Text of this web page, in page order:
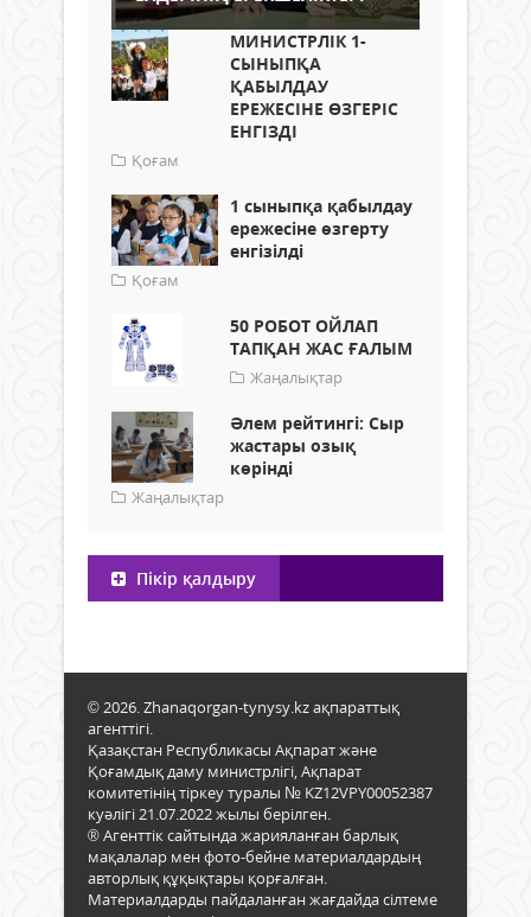
МИНИСТРЛІК 1-
СЫНЫПҚА
ҚАБЫЛДАУ
ЕРЕЖЕСІНЕ ӨЗГЕРІС
ЕНГІЗДІ
Қоғам
1 сыныпқа қабылдау
ережесіне өзгерту
енгізілді
Қоғам
50 РОБОТ ОЙЛАП
ТАПҚАН ЖАС ҒАЛЫМ
Жаңалықтар
Әлем рейтингі: Сыр
жастары озық
көрінді
Жаңалықтар
Пікір қалдыру
© 2026. Zhanaqorgan-tynysy.kz ақпараттық
агенттігі.
Қазақстан Республикасы Ақпарат және
Қоғамдық даму министрлігі, Ақпарат
комитетінің тіркеу туралы № KZ12VPY00052387
куәлігі 21.07.2022 жылы берілген.
® Агенттік сайтында жарияланған барлық
мақалалар мен фото-бейне материалдардың
авторлық құқықтары қорғалған.
Материалдарды пайдаланған жағдайда сілтеме